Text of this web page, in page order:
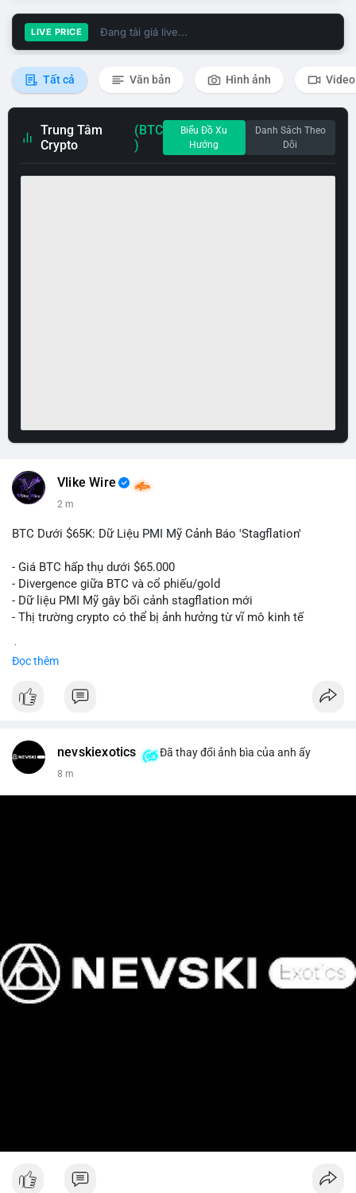
LIVE PRICE Đang tải giá live...
Tất cả Văn bản Hình ảnh Video
Trung Tâm
Crypto
(BTC
)
Biểu Đồ Xu
Hướng
Danh Sách Theo
Dõi
Vlike Wire
2 m
BTC Dưới $65K: Dữ Liệu PMI Mỹ Cảnh Báo 'Stagflation'
- Giá BTC hấp thụ dưới $65.000
- Divergence giữa BTC và cổ phiếu/gold
- Dữ liệu PMI Mỹ gây bối cảnh stagflation mới
- Thị trường crypto có thể bị ảnh hưởng từ vĩ mô kinh tế
Đọc thêm
nevskiexotics Đã thay đổi ảnh bìa của anh ấy
8 m